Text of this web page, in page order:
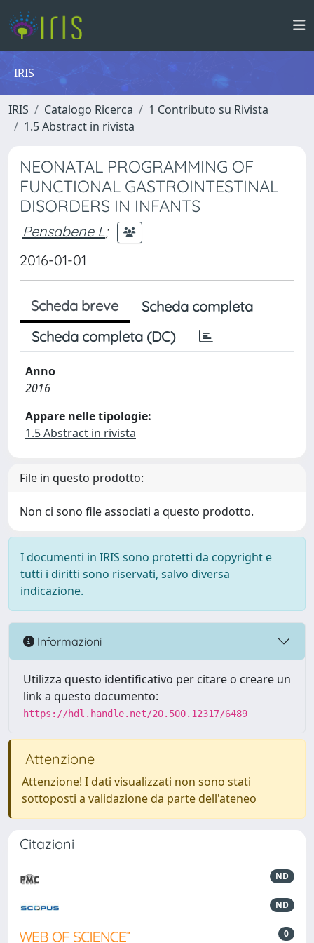
IRIS
IRIS Catalogo Ricerca
1 Contributo su Rivista
1.5 Abstract in rivista
NEONATAL PROGRAMMING OF
FUNCTIONAL GASTROINTESTINAL
DISORDERS IN INFANTS
Pensabene L;
2016-01-01
Scheda breve
Scheda completa
Scheda completa (DC)
Anno
2016
Appare nelle tipologie:
1.5 Abstract in rivista
File in questo prodotto:
Non ci sono file associati a questo prodotto.
I documenti in IRIS sono protetti da copyright e
tutti i diritti sono riservati, salvo diversa
indicazione.
Informazioni
Utilizza questo identificativo per citare o creare un
link a questo documento:
https://hdl.handle.net/20.500.12317/6489
Attenzione
Attenzione! I dati visualizzati non sono stati
sottoposti a validazione da parte dell'ateneo
Citazioni
ND
ND
0